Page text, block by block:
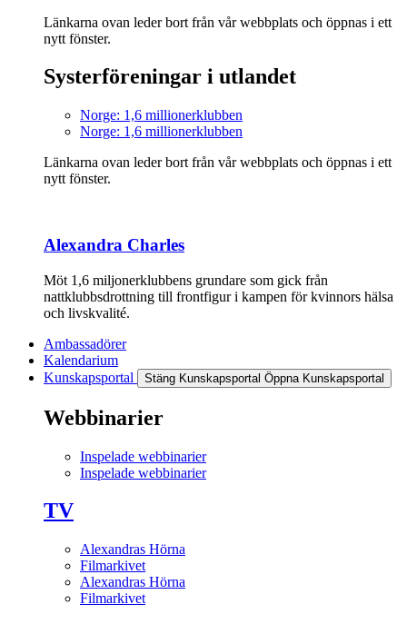
Länkarna ovan leder bort från vår webbplats och öppnas i ett
nytt fönster.
Systerföreningar i utlandet
Norge: 1,6 millionerklubben
Norge: 1,6 millionerklubben
Länkarna ovan leder bort från vår webbplats och öppnas i ett
nytt fönster.
Alexandra Charles
Möt 1,6 miljonerklubbens grundare som gick från
nattklubbsdrottning till frontfigur i kampen för kvinnors hälsa
och livskvalité.
Ambassadörer
Kalendarium
Kunskapsportal
Stäng Kunskapsportal Öppna Kunskapsportal
Webbinarier
Inspelade webbinarier
Inspelade webbinarier
TV
Alexandras Hörna
Filmarkivet
Alexandras Hörna
Filmarkivet